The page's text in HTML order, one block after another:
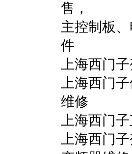
售，
主控制板
件
上海西门
上海西门
维修
上海西门
上海西门